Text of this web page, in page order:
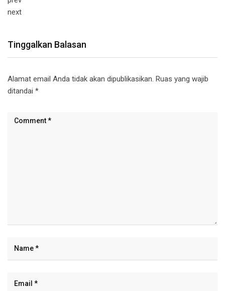
next
Tinggalkan Balasan
Alamat email Anda tidak akan dipublikasikan. Ruas yang wajib
ditandai *